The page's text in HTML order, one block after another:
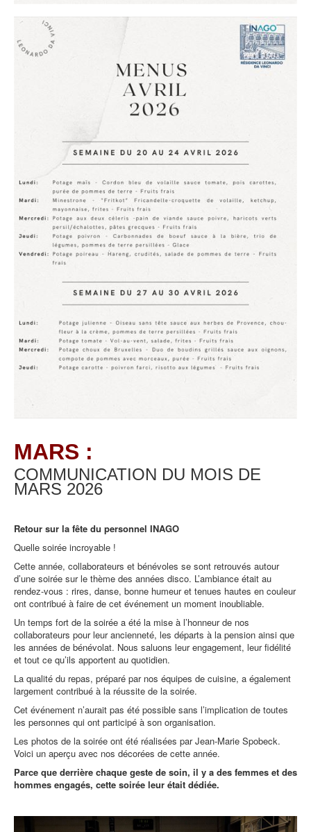
MARS :
COMMUNICATION DU MOIS DE
MARS 2026
Retour sur la fête du personnel INAGO
Quelle soirée incroyable !
Cette année, collaborateurs et bénévoles se sont retrouvés autour
d’une soirée sur le thème des années disco. L’ambiance était au
rendez-vous : rires, danse, bonne humeur et tenues hautes en couleur
ont contribué à faire de cet événement un moment inoubliable.
Un temps fort de la soirée a été la mise à l’honneur de nos
collaborateurs pour leur ancienneté, les départs à la pension ainsi que
les années de bénévolat. Nous saluons leur engagement, leur fidélité
et tout ce qu’ils apportent au quotidien.
La qualité du repas, préparé par nos équipes de cuisine, a également
largement contribué à la réussite de la soirée.
Cet événement n’aurait pas été possible sans l’implication de toutes
les personnes qui ont participé à son organisation.
Les photos de la soirée ont été réalisées par Jean-Marie Spobeck.
Voici un aperçu avec nos décorées de cette année.
Parce que derrière chaque geste de soin, il y a des femmes et des
hommes engagés, cette soirée leur était dédiée.